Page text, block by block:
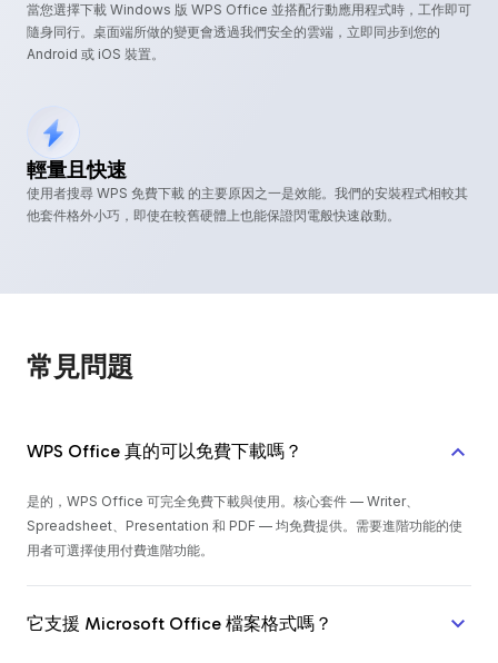
當您選擇下載 Windows 版 WPS Office 並搭配行動應用程式時，工作即可
隨身同行。桌面端所做的變更會透過我們安全的雲端，立即同步到您的
Android 或 iOS 裝置。
輕量且快速
使用者搜尋 WPS 免費下載 的主要原因之一是效能。我們的安裝程式相較其
他套件格外小巧，即使在較舊硬體上也能保證閃電般快速啟動。
常見問題
WPS Office 真的可以免費下載嗎？
是的，WPS Office 可完全免費下載與使用。核心套件 — Writer、
Spreadsheet、Presentation 和 PDF — 均免費提供。需要進階功能的使
用者可選擇使用付費進階功能。
它支援 Microsoft Office 檔案格式嗎？